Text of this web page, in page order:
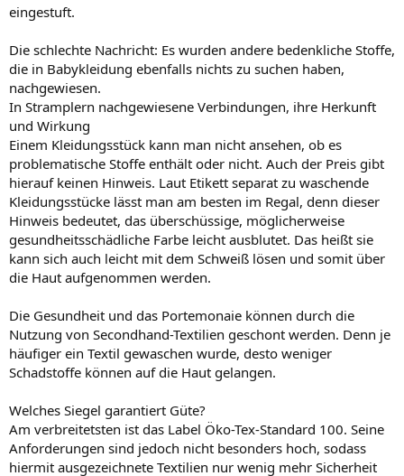
eingestuft.
Die schlechte Nachricht: Es wurden andere bedenkliche Stoffe,
die in Babykleidung ebenfalls nichts zu suchen haben,
nachgewiesen.
In Stramplern nachgewiesene Verbindungen, ihre Herkunft
und Wirkung
Einem Kleidungsstück kann man nicht ansehen, ob es
problematische Stoffe enthält oder nicht. Auch der Preis gibt
hierauf keinen Hinweis. Laut Etikett separat zu waschende
Kleidungsstücke lässt man am besten im Regal, denn dieser
Hinweis bedeutet, das überschüssige, möglicherweise
gesundheitsschädliche Farbe leicht ausblutet. Das heißt sie
kann sich auch leicht mit dem Schweiß lösen und somit über
die Haut aufgenommen werden.
Die Gesundheit und das Portemonaie können durch die
Nutzung von Secondhand-Textilien geschont werden. Denn je
häufiger ein Textil gewaschen wurde, desto weniger
Schadstoffe können auf die Haut gelangen.
Welches Siegel garantiert Güte?
Am verbreitetsten ist das Label Öko-Tex-Standard 100. Seine
Anforderungen sind jedoch nicht besonders hoch, sodass
hiermit ausgezeichnete Textilien nur wenig mehr Sicherheit